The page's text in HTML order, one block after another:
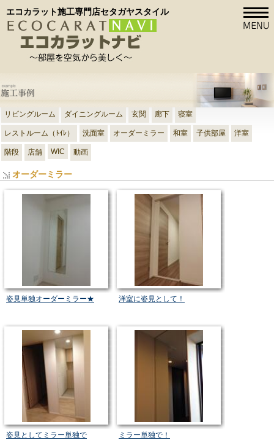
エコカラット施工専門店セタガヤスタイル
リビングルーム ダイニングルーム 玄関 廊下 寝室
レストルーム（ﾄｲﾚ） 洗面室 オーダーミラー 和室 子供部屋 洋室
階段 店舗 WIC 動画
オーダーミラー
姿見単独オーダーミラー★ 洋室に姿見として！
姿見としてミラー単独で ミラー単独で！